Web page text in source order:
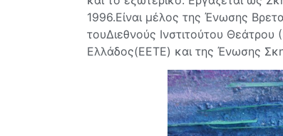
1996.Είναι μέλος της Ένωσης
τουΔιεθνούς Ινστιτούτου
Ελλάδος(ΕΕΤΕ) και της Ένωσης